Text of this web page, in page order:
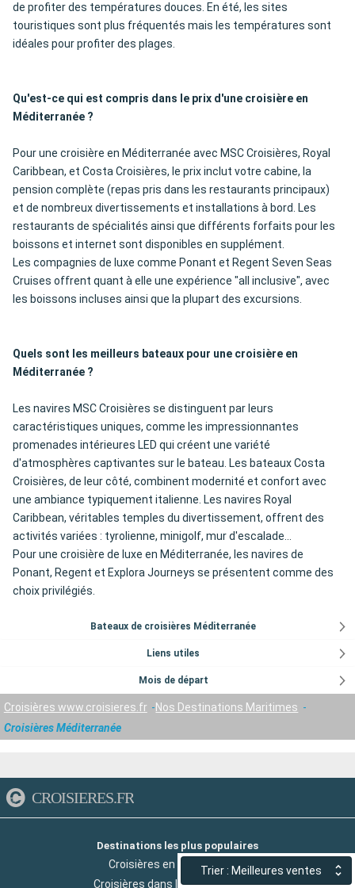
Trier : Meilleures ventes
de profiter des températures douces. En été, les sites
touristiques sont plus fréquentés mais les températures sont
idéales pour profiter des plages.
Qu'est-ce qui est compris dans le prix d'une croisière en
Méditerranée ?
Pour une croisière en Méditerranée avec MSC Croisières, Royal
Caribbean, et Costa Croisières, le prix inclut votre cabine, la
pension complète (repas pris dans les restaurants principaux)
et de nombreux divertissements et installations à bord. Les
restaurants de spécialités ainsi que différents forfaits pour les
boissons et internet sont disponibles en supplément.
Les compagnies de luxe comme Ponant et Regent Seven Seas
Cruises offrent quant à elle une expérience "all inclusive", avec
les boissons incluses ainsi que la plupart des excursions.
Quels sont les meilleurs bateaux pour une croisière en
Méditerranée ?
Les navires MSC Croisières se distinguent par leurs
caractéristiques uniques, comme les impressionnantes
promenades intérieures LED qui créent une variété
d'atmosphères captivantes sur le bateau. Les bateaux Costa
Croisières, de leur côté, combinent modernité et confort avec
une ambiance typiquement italienne. Les navires Royal
Caribbean, véritables temples du divertissement, offrent des
activités variées : tyrolienne, minigolf, mur d'escalade...
Pour une croisière de luxe en Méditerranée, les navires de
Ponant, Regent et Explora Journeys se présentent comme des
choix privilégiés.
Bateaux de croisières Méditerranée
Liens utiles
Mois de départ
Croisières www.croisieres.fr
Nos Destinations Maritimes
Croisières Méditerranée
CROISIERES.FR
Destinations les plus populaires
Croisières en Méditerranée
Croisières dans les Iles Grecques